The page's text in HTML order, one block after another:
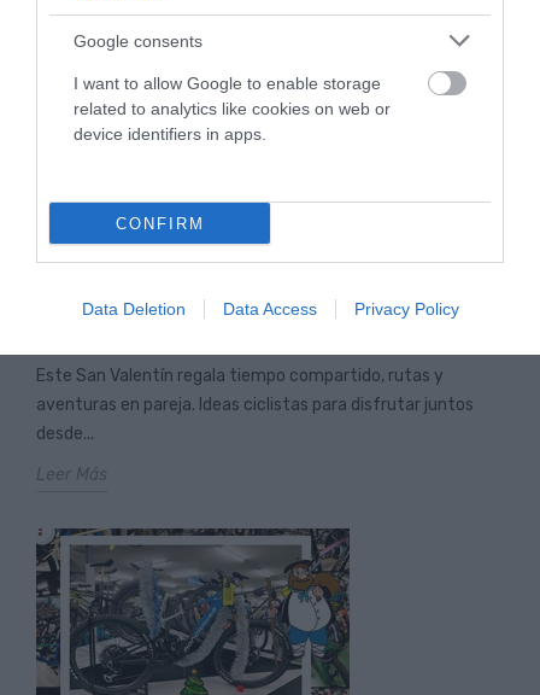
Google consents
I want to allow Google to enable storage
related to analytics like cookies on web or
device identifiers in apps.
CONFIRM
Data Deletion Data Access Privacy Policy
SAN VALENTÍN 2026 SOBRE DOS RUEDAS:
Este San Valentín regala tiempo compartido, rutas y
aventuras en pareja. Ideas ciclistas para disfrutar juntos
desde...
Leer Más